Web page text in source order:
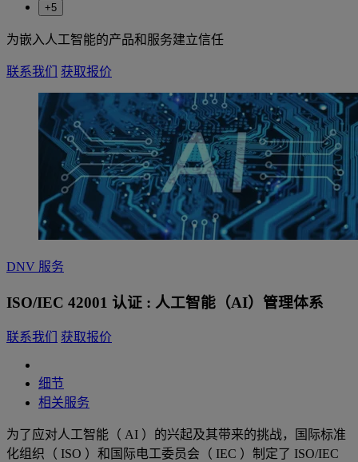
+5
为嵌入人工智能的产品和服务建立信任
联系我们 获取报价
DNV 服务
ISO/IEC 42001 认证 : 人工智能（AI）管理体系
联系我们 获取报价
细节
相关服务
为了应对人工智能（ AI ）的兴起及其带来的挑战，国际标准
化组织（ ISO ）和国际电工委员会（ IEC ）制定了 ISO/IEC